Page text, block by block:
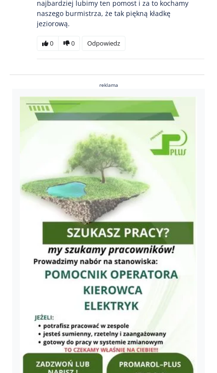
najbardziej lubimy ten pomost i za to kochamy
naszego burmistrza, że tak piękną kładkę
jeziorową.
0 0 Odpowiedz
reklama